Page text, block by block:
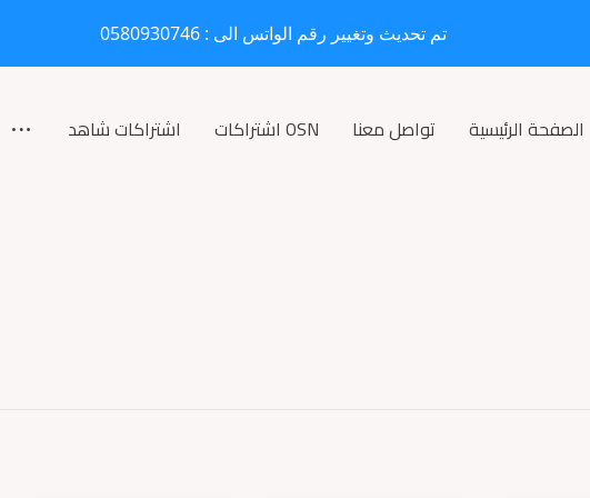
تم تحديث وتغيير رقم الواتس الى : 0580930746
الصفحة الرئيسية تواصل معنا OSN اشتراكات اشتراكات شاهد